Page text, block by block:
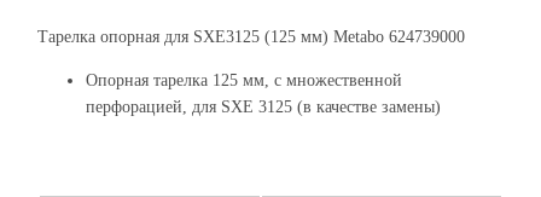
Тарелка опорная для SXE3125 (125 мм) Metabo 624739000
Опорная тарелка 125 мм, с множественной
перфорацией, для SXE 3125 (в качестве замены)